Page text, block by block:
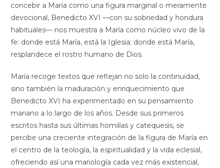
concebir a María como una figura marginal o meramente
devocional, Benedicto XVI —con su sobriedad y hondura
habituales— nos muestra a María como núcleo vivo de la
fe: donde está María, está la Iglesia; donde está María,
resplandece el rostro humano de Dios.
María recoge textos que reflejan no solo la continuidad,
sino también la maduración y enriquecimiento que
Benedicto XVI ha experimentado en su pensamiento
mariano a lo largo de los años. Desde sus primeros
escritos hasta sus últimas homilías y catequesis, se
percibe una creciente integración de la figura de María en
el centro de la teología, la espiritualidad y la vida eclesial,
ofreciendo así una mariología cada vez más existencial,